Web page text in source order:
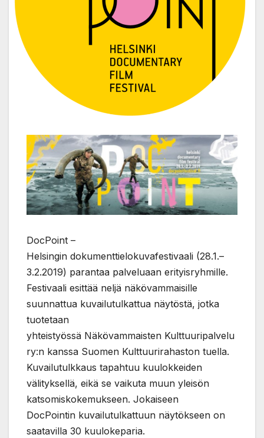
DocPoint –
Helsingin dokumenttielokuvafestivaali (28.1.–
3.2.2019) parantaa palveluaan erityisryhmille.
Festivaali esittää neljä näkövammaisille
suunnattua kuvailutulkattua näytöstä, jotka
tuotetaan
yhteistyössä Näkövammaisten Kulttuuripalvelu
ry:n kanssa Suomen Kulttuurirahaston tuella.
Kuvailutulkkaus tapahtuu kuulokkeiden
välityksellä, eikä se vaikuta muun yleisön
katsomiskokemukseen. Jokaiseen
DocPointin kuvailutulkattuun näytökseen on
saatavilla 30 kuulokeparia.